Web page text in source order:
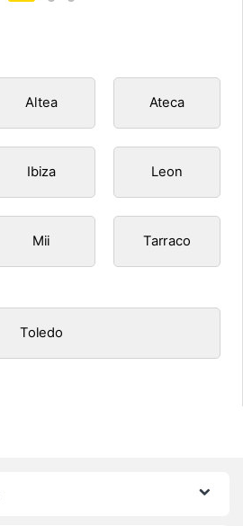
Altea Ateca
Ibiza Leon
Mii Tarraco
Toledo